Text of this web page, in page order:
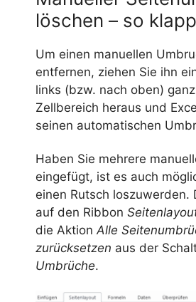
löschen – so
Um einen manuellen
entfernen, ziehen Sie ihn
links (bzw. nach oben)
Zellbereich heraus und
seinen automatischen
Haben Sie mehrere
eingefügt, ist es auch
einen Rutsch loszuwerden.
auf den Ribbon
die AktionAlle
zurücksetzen aus der
Umbrüche.